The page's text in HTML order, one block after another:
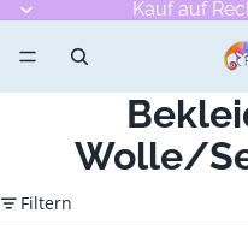
Kauf auf
Wolle/
Filtern